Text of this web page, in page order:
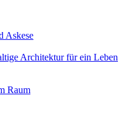
Askese
Architektur für ein Leben
Raum